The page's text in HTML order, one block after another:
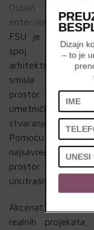
Dizajn
enterijera
na
FSU je pravi
spoj
arhitekture,
smisla za
prostor i
umetničkog
stvaranja.
Pomoću
najsavremenijih
prostor koji vas
unutrašnji ambijent.
Akcenat na ovom
realnih
Dizajn
– to je